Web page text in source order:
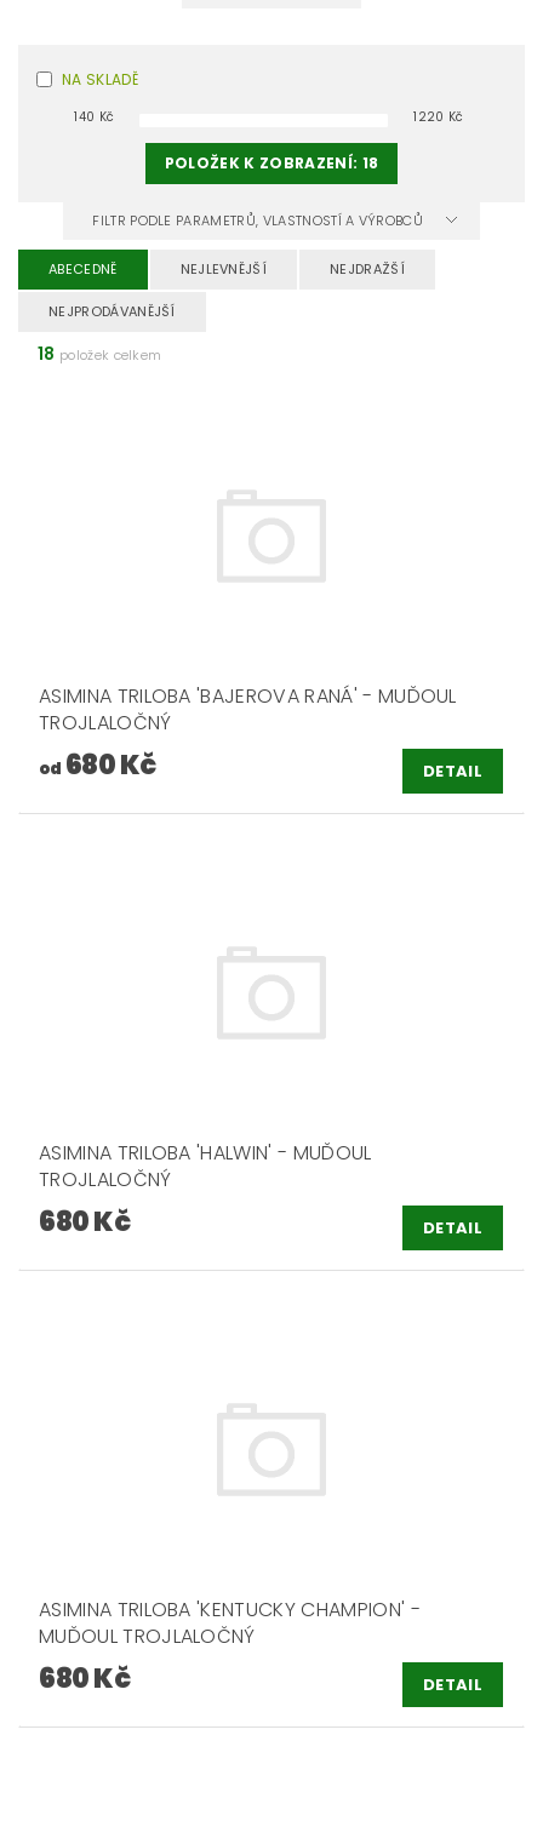
NA SKLADĚ
140 Kč 1220 Kč
POLOŽEK K ZOBRAZENÍ: 18
FILTR PODLE PARAMETRŮ, VLASTNOSTÍ A VÝROBCŮ
ABECEDNĚ NEJLEVNĚJŠÍ NEJDRAŽŠÍ
NEJPRODÁVANĚJŠÍ
18 položek celkem
ASIMINA TRILOBA 'BAJEROVA RANÁ' - MUĎOUL
TROJLALOČNÝ
od 680 Kč DETAIL
ASIMINA TRILOBA 'HALWIN' - MUĎOUL
TROJLALOČNÝ
680 Kč DETAIL
ASIMINA TRILOBA 'KENTUCKY CHAMPION' -
MUĎOUL TROJLALOČNÝ
680 Kč DETAIL